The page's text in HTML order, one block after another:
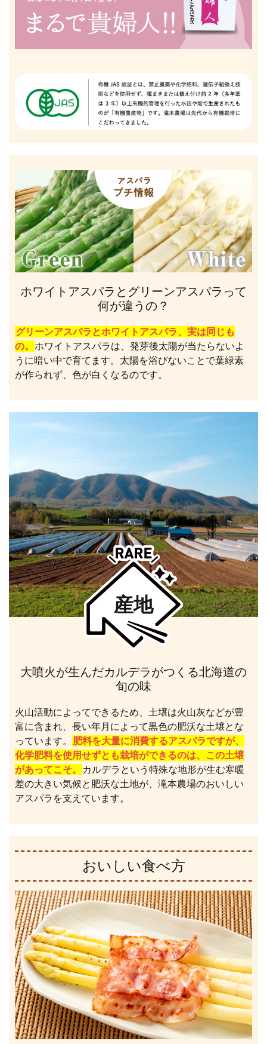
ホワイトアスパラとグリーンアスパラって
何が違うの？
グリーンアスパラとホワイトアスパラ、実は同じも
の。
ホワイトアスパラは、発芽後太陽が当たらないよ
うに暗い中で育てます。太陽を浴びないことで葉緑素
が作られず、色が白くなるのです。
産地
大噴火が生んだカルデラがつくる北海道の
旬の味
火山活動によってできるため、土壌は火山灰などが豊
富に含まれ、長い年月によって黒色の肥沃な土壌とな
っています。
肥料を大量に消費するアスパラですが、
化学肥料を使用せずとも栽培ができるのは、この土壌
があってこそ。
カルデラという特殊な地形が生む寒暖
差の大きい気候と肥沃な土地が、滝本農場のおいしい
アスパラを支えています。
おいしい食べ方